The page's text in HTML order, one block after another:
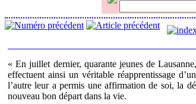
« En juillet dernier, quarante jeunes de
effectuent ainsi un véritable réapprentissage
l’autre leur a permis une affirmation de soi, la
nouveau bon départ dans la vie.